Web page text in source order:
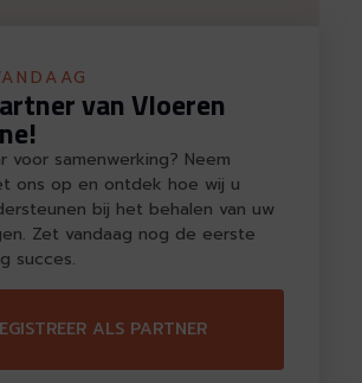
van Vloeren
voor samenwerking? Neem
ons op en ontdek hoe wij u
bij het behalen van uw
Zet vandaag nog de eerste
succes.
ALS PARTNER